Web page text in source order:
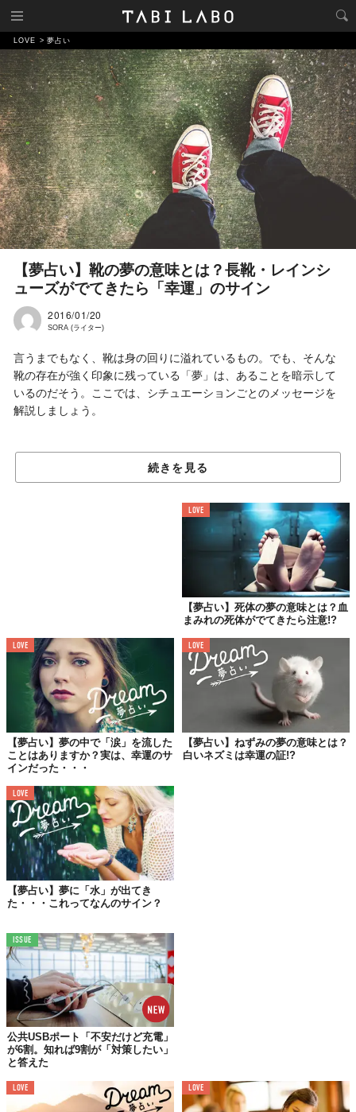
LOVE 夢占い
【夢占い】靴の夢の意味とは？長靴・レインシ
ューズがでてきたら「幸運」のサイン
2016/01/20
SORA (ライター)
言うまでもなく、靴は身の回りに溢れているもの。でも、そんな
靴の存在が強く印象に残っている「夢」は、あることを暗示して
いるのだそう。ここでは、シチュエーションごとのメッセージを
解説しましょう。
1.「靴の種類」に関するメッセージ
・いつも履いている靴、黒い靴
えず、やるべきことをやっていれば、成果が得られるでしょう。
自分次第という意味もあります。
・新品の靴
仕事や恋愛が充実することを暗示します。自分が望んでいる仕事
や良い出逢いに恵まれるでしょう。靴は行動力の必要性を示すも
・オシャレな靴
理想の恋人と巡り逢うことを暗示します。出逢いのチャンスが
近々訪れることを示していますので、それを逃さないようにして
ください。
・長靴、レインシューズ
続きを見る
LOVE
【夢占い】死体の夢の意味とは？血
まみれの死体がでてきたら注意!?
LOVE
【夢占い】夢の中で「涙」を流した
ことはありますか？実は、幸運のサ
インだった・・・
LOVE
【夢占い】ねずみの夢の意味とは？
白いネズミは幸運の証!?
LOVE
【夢占い】夢に「水」が出てき
た・・・これってなんのサイン？
ISSUE
公共USBポート「不安だけど充電」
が6割。知れば9割が「対策したい」
と答えた
LOVE LOVE